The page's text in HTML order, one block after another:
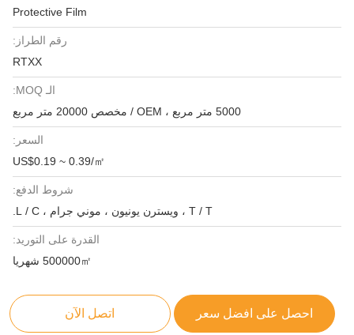
Protective Film
رقم الطراز:
RTXX
الـ MOQ:
5000 متر مربع ، OEM / مخصص 20000 متر مربع
السعر:
US$0.19 ~ 0.39/㎡
شروط الدفع:
T / T ، ويسترن يونيون ، موني جرام ، L / C.
القدرة على التوريد:
500000㎡ شهريا
احصل على افضل سعر اتصل الآن